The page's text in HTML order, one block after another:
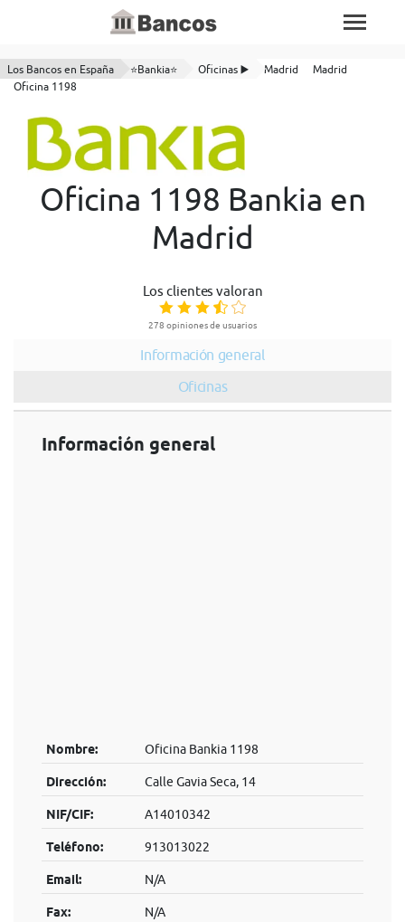
Los Bancos en España ⭐Bankia⭐ Oficinas ▶️ Madrid
Madrid
Oficina 1198
Oficina 1198 Bankia en
Madrid
Los clientes valoran
278 opiniones de usuarios
Información general
Oficinas
Información general
Nombre: Oficina Bankia 1198
Dirección: Calle Gavia Seca, 14
NIF/CIF: A14010342
Teléfono: 913013022
Email: N/A
Fax: N/A